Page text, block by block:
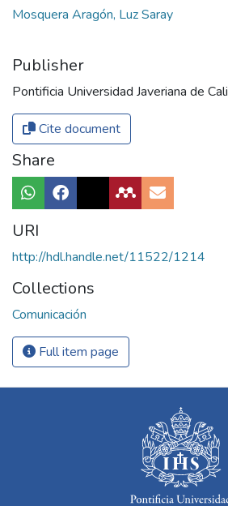
Mosquera Aragón, Luz Saray
Publisher
Pontificia Universidad Javeriana de Cali
Cite document
Share
URI
http://hdl.handle.net/11522/1214
Collections
Comunicación
Full item page